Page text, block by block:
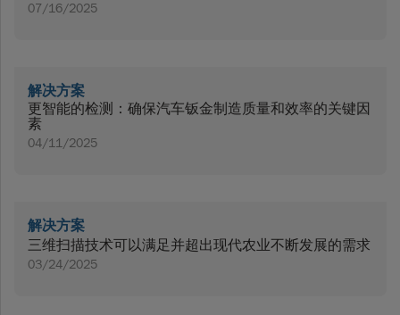
07/16/2025
解决方案
更智能的检测：确保汽车钣金制造质量和效率的关键因
素
04/11/2025
解决方案
三维扫描技术可以满足并超出现代农业不断发展的需求
03/24/2025